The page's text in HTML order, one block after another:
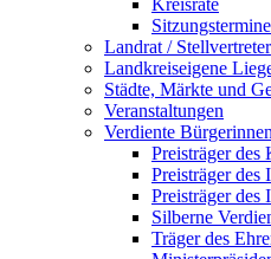
Kreisräte
Landrat / Stellvertreter
Landkreiseigene
Städte, Märkte und
Veranstaltungen
Verdiente
Preisträger des
Preisträger des
Preisträger des
Silberne
Träger des